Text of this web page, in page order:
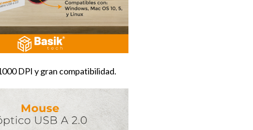
DPI y gran compatibilidad.